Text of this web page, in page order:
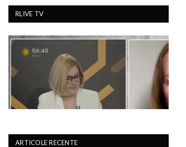
RLIVE TV
ARTICOLE RECENTE